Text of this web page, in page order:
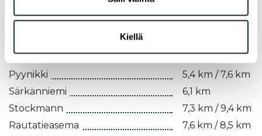
Kiellä
Lentävänniemen kenttä
2 km / 2,6 km
Niemenpuisto
2,2 km / 2,4 km
Pyynikki
5,4 km / 7,6 km
Särkänniemi
6,1 km
Stockmann
7,3 km / 9,4 km
Rautatieasema
7,6 km / 8,5 km